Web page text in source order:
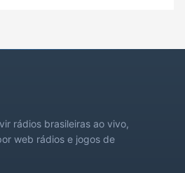
rádios brasileiras ao vivo,
web rádios e jogos de